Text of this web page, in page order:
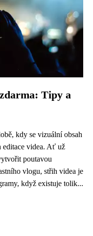
Tipy a
kdy se vizuální obsah
editace videa. Ať už
poutavou
vlogu, střih videa je
když existuje tolik...